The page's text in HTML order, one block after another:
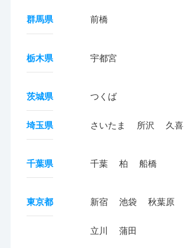
群馬県 前橋
栃木県 宇都宮
茨城県 つくば
埼玉県 さいたま 所沢 久喜
千葉県 千葉 柏 船橋
東京都 新宿 池袋 秋葉原
立川 蒲田